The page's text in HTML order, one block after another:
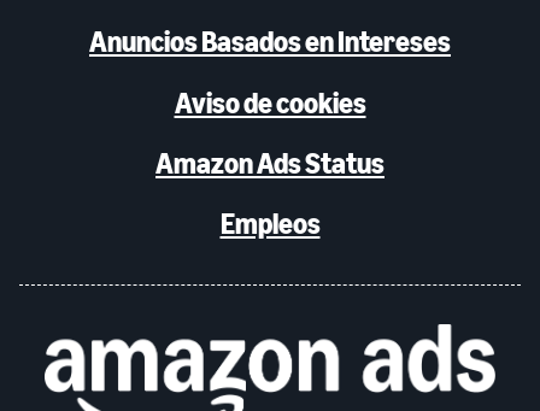
Anuncios Basados en Intereses
Aviso de cookies
Amazon Ads Status
Empleos